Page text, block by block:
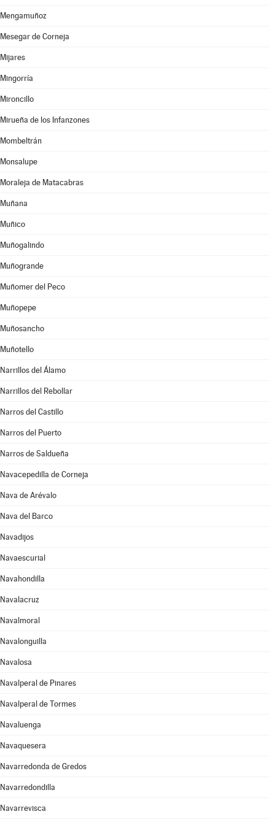
Mengamuñoz
Mesegar de Corneja
Mijares
Mingorría
Mironcillo
Mirueña de los Infanzones
Mombeltrán
Monsalupe
Moraleja de Matacabras
Muñana
Muñico
Muñogalindo
Muñogrande
Muñomer del Peco
Muñopepe
Muñosancho
Muñotello
Narrillos del Álamo
Narrillos del Rebollar
Narros del Castillo
Narros del Puerto
Narros de Saldueña
Navacepedilla de Corneja
Nava de Arévalo
Nava del Barco
Navadijos
Navaescurial
Navahondilla
Navalacruz
Navalmoral
Navalonguilla
Navalosa
Navalperal de Pinares
Navalperal de Tormes
Navaluenga
Navaquesera
Navarredonda de Gredos
Navarredondilla
Navarrevisca